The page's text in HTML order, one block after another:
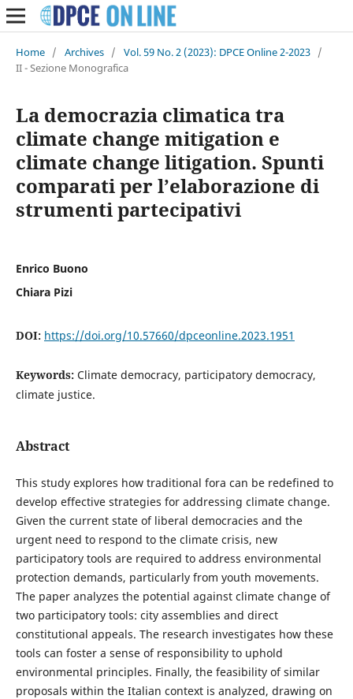
Home / Archives / Vol. 59 No. 2 (2023): DPCE Online 2-2023 /
II - Sezione Monografica
La democrazia climatica tra
climate change mitigation e
climate change litigation. Spunti
comparati per l’elaborazione di
strumenti partecipativi
Enrico Buono
Chiara Pizi
DOI: https://doi.org/10.57660/dpceonline.2023.1951
Keywords: Climate democracy, participatory democracy,
climate justice.
Abstract
This study explores how traditional fora can be redefined to
develop effective strategies for addressing climate change.
Given the current state of liberal democracies and the
urgent need to respond to the climate crisis, new
participatory tools are required to address environmental
protection demands, particularly from youth movements.
The paper analyzes the potential against climate change of
two participatory tools: city assemblies and direct
constitutional appeals. The research investigates how these
tools can foster a sense of responsibility to uphold
environmental principles. Finally, the feasibility of similar
proposals within the Italian context is analyzed, drawing on